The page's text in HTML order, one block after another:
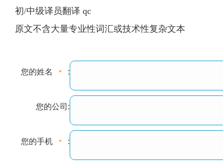
初/中级译员翻译 qc
原文不含大量专业性词汇或技术性复杂文本
您的姓名 :
您的公司:
您的手机 :